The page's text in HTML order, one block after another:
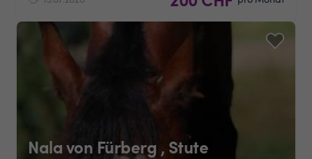
Nala von Fürberg , Stute